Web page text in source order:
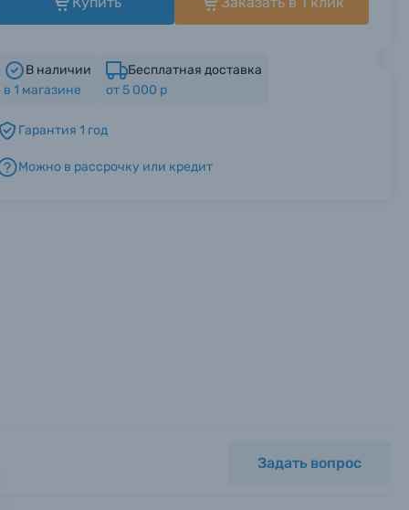
В наличии
в 1 магазине
Бесплатная доставка
от 5 000 р
Гарантия 1 год
Можно в рассрочку или кредит
Задать вопрос